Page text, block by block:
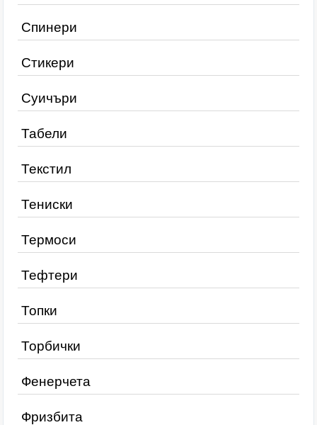
Спинери
Стикери
Суичъри
Табели
Текстил
Тениски
Термоси
Тефтери
Топки
Торбички
Фенерчета
Фризбита